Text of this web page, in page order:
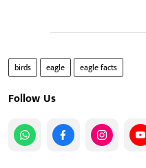
birds eagle eagle facts
Follow Us